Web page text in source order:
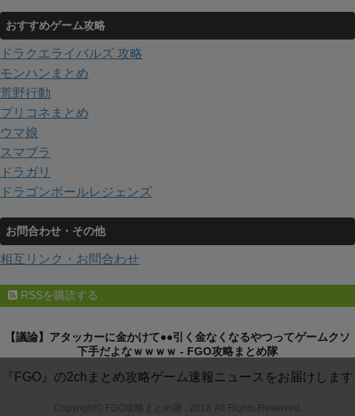
おすすめゲーム攻略
ドラクエライバルズ 攻略
モンハンまとめ
荒野行動
プリコネまとめ
ウマ娘
スマブラ
ドラガリ
ドラゴンボールレジェンズ
お問合わせ・その他
相互リンク・お問合わせ
RSSを購読する
【議論】アタッカーに金かけて●●引く金なくなるやつってゲームクソ
下手だよなｗｗｗｗ - FGO攻略まとめ隊
『FGO』の2chまとめ攻略ゲーム速報ニュースをお届けします
Copyright© FGO攻略まとめ隊 , 2018 All Rights Reserved.